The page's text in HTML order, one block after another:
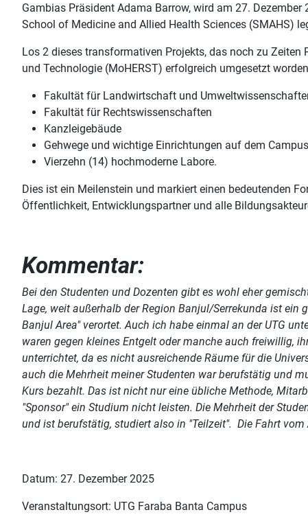
Gambias Präsident Adama Barrow, wird am 27.
School of Medicine and Allied Health Sciences (SMAHS)
Los 2 dieses transformativen Projekts, das noch zu
und Technologie (MoHERST) erfolgreich umgesetzt
Fakultät für Landwirtschaft und
Fakultät für Rechtswissenschaften
Kanzleigebäude
Gehwege und wichtige Einrichtungen auf dem Campus
Vierzehn (14) hochmoderne Labore.
Dies ist ein Meilenstein und markiert einen bedeutenden
Öffentlichkeit, Entwicklungspartner und alle
Kommentar:
Bei den Studenten und Dozenten gibt es wohl eher
Lage, weit außerhalb der Region Banjul/Serrekunda ist
Banjul Area" verortet. Auch ich habe einmal an der UTG
waren gegen kleines Entgelt oder manche auch freiwillig,
unterrichtet, da es nicht ausreichende Räume für die
auch die Mehrheit meiner Studenten war berufstätig und
Kurs bezahlt. Das ist nicht nur eine übliche Methode,
"Sponsor" ein Studium nicht leisten. Die Mehrheit der
und ist berufstätig, studiert also in "Teilzeit". Die Fahrt
Datum: 27. Dezember 2025
Veranstaltungsort: UTG Faraba Banta Campus